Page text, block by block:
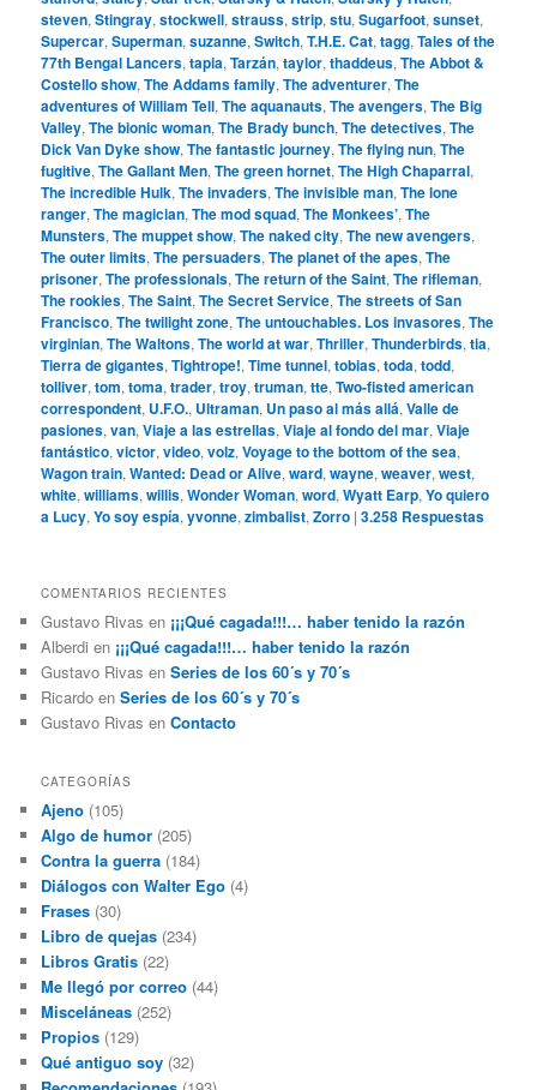
steven,Stingray,stockwell,strauss,strip,stu,Sugarfoot,sunset,
Supercar,Superman,suzanne,Switch,T.H.E. Cat,tagg,Tales of the
77th Bengal Lancers,tapia,Tarzán,taylor,thaddeus,The Abbot &
Costello show,The Addams family,The adventurer,The
adventures of William Tell,The aquanauts,The avengers,The Big
Valley,The bionic woman,The Brady bunch,The detectives,The
Dick Van Dyke show,The fantastic journey,The flying nun,The
fugitive,The Gallant Men,The green hornet,The High Chaparral,
The incredible Hulk,The invaders,The invisible man,The lone
ranger,The magician,The mod squad,The Monkees’,The
Munsters,The muppet show,The naked city,The new avengers,
The outer limits,The persuaders,The planet of the apes,The
prisoner,The professionals,The return of the Saint,The rifleman,
The rookies,The Saint,The Secret Service,The streets of San
Francisco,The twilight zone,The untouchables. Los invasores,The
virginian,The Waltons,The world at war,Thriller,Thunderbirds,tia,
Tierra de gigantes,Tightrope!,Time tunnel,tobias,toda,todd,
tolliver,tom,toma,trader,troy,truman,tte,Two-fisted american
correspondent, U.F.O., Ultraman, Un paso al más allá,Valle de
pasiones,van,Viaje a las estrellas,Viaje al fondo del mar,Viaje
fantástico,victor,video,volz,Voyage to the bottom of the sea,
Wagon train,Wanted: Dead or Alive,ward,wayne,weaver,west,
white,williams,willis,Wonder Woman,word,Wyatt Earp,Yo quiero
a Lucy,Yo soy espía,yvonne,zimbalist,Zorro |3.258 Respuestas
COMENTARIOS RECIENTES
Gustavo Rivas en ¡¡¡Qué cagada!!!… haber tenido la razón
Alberdi en ¡¡¡Qué cagada!!!… haber tenido la razón
Gustavo Rivas enSeries de los 60´s y 70´s
Ricardo enSeries de los 60´s y 70´s
Gustavo Rivas enContacto
CATEGORÍAS
Ajeno (105)
Algo de humor (205)
Contra la guerra (184)
Diálogos con Walter Ego (4)
Frases (30)
Libro de quejas (234)
Libros Gratis (22)
Me llegó por correo (44)
Misceláneas (252)
Propios (129)
Qué antiguo soy (32)